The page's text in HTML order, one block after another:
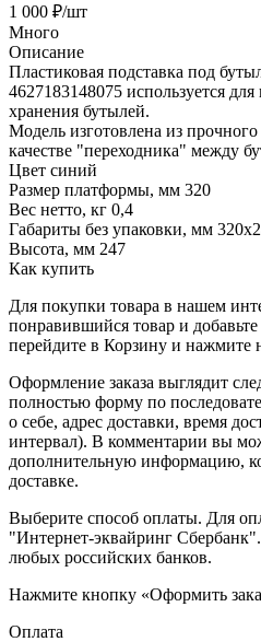
1 000 ₽/шт
Много
Описание
Пластиковая подставка под
4627183148075 используется
хранения бутылей.
Модель изготовлена из прочного
качестве "переходника" между
Цвет синий
Размер платформы, мм 320
Вес нетто, кг 0,4
Габариты без упаковки, мм
Высота, мм 247
Как купить
Для покупки товара в нашем
понравившийся товар и
перейдите в Корзину и нажмите
Оформление заказа выглядит
полностью форму по
о себе, адрес доставки, время
интервал). В комментарии вы
дополнительную информацию,
доставке.
Выберите способ оплаты. Для
"Интернет-эквайринг
любых российских банков.
Нажмите кнопку «Оформить
Оплата